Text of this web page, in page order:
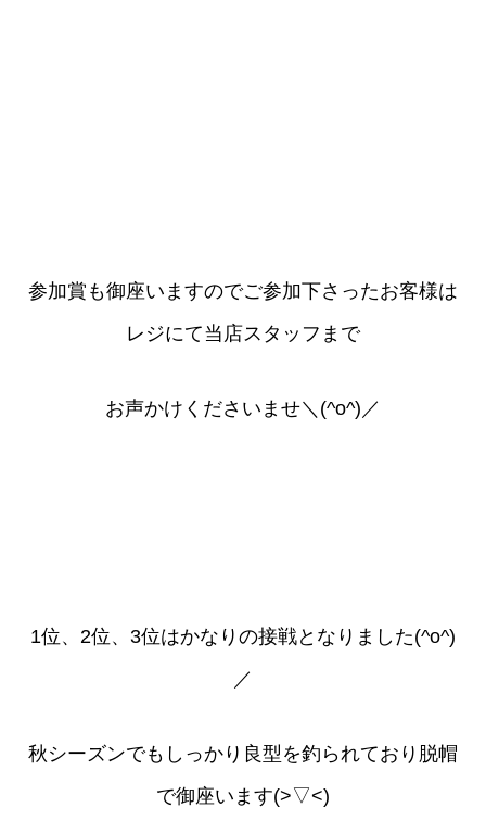
参加賞も御座いますのでご参加下さったお客様は
レジにて当店スタッフまで
お声かけくださいませ＼(^o^)／
1位、2位、3位はかなりの接戦となりました(^o^)
／
秋シーズンでもしっかり良型を釣られており脱帽
で御座います(>▽<)